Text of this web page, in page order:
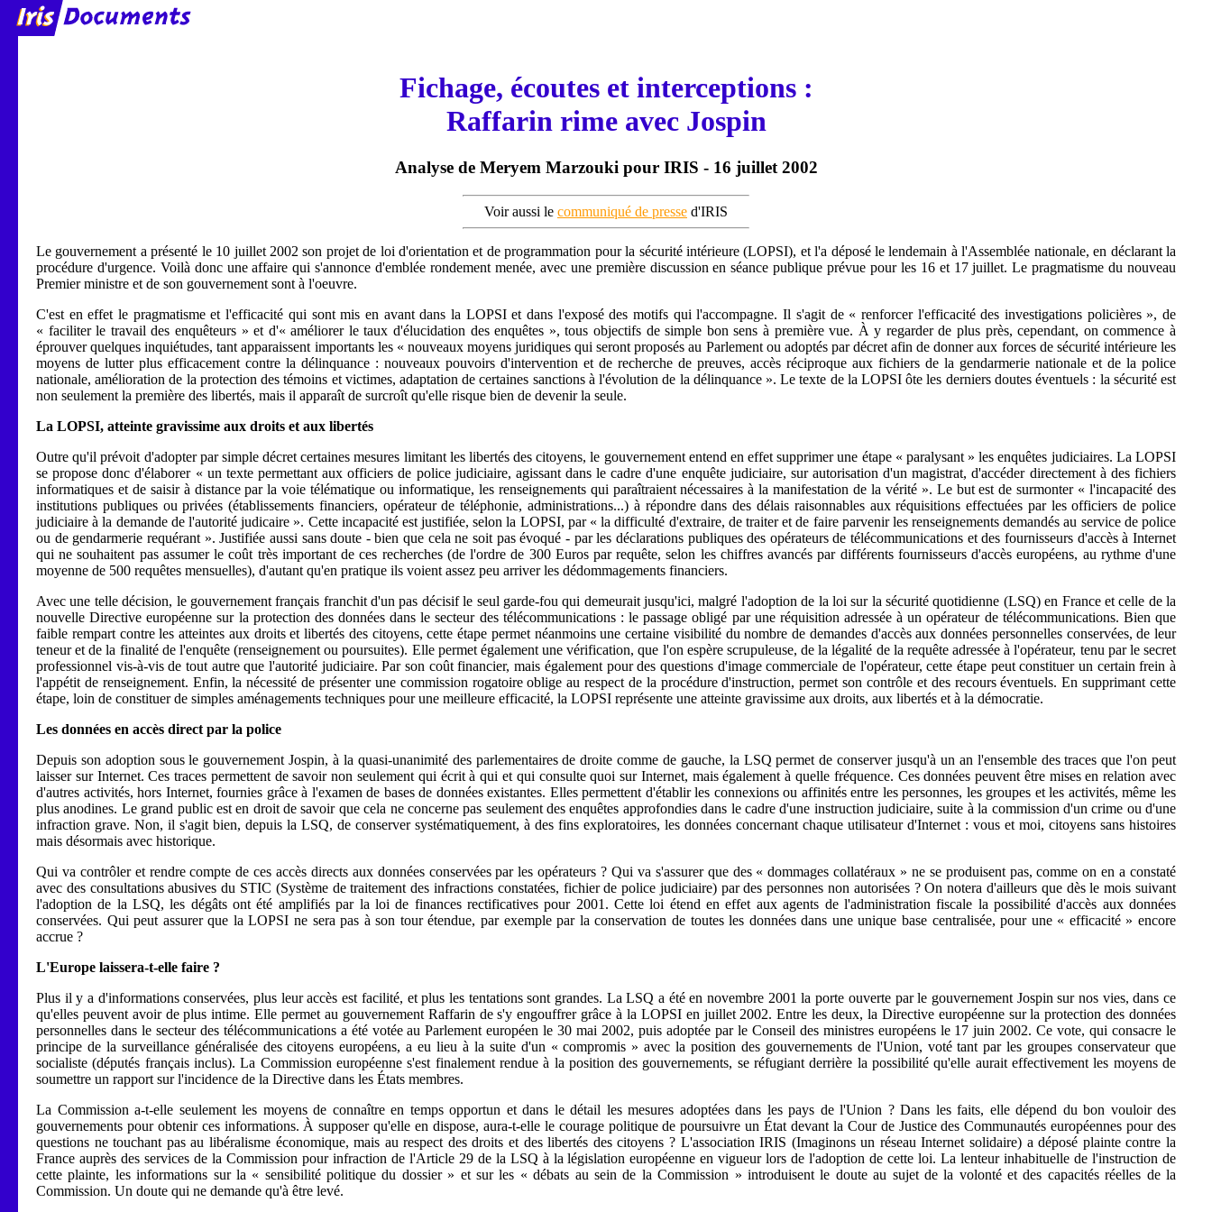
Fichage, écoutes et interceptions :
Raffarin rime avec Jospin
Analyse de Meryem Marzouki pour IRIS - 16 juillet 2002
Voir aussi le communiqué de presse d'IRIS
Le gouvernement a présenté le 10 juillet 2002 son projet de loi d'orientation et de programmation pour la sécurité intérieure (LOPSI), et l'a déposé le lendemain à l'Assemblée nationale, en déclarant la
procédure d'urgence. Voilà donc une affaire qui s'annonce d'emblée rondement menée, avec une première discussion en séance publique prévue pour les 16 et 17 juillet. Le pragmatisme du nouveau
Premier ministre et de son gouvernement sont à l'oeuvre.
C'est en effet le pragmatisme et l'efficacité qui sont mis en avant dans la LOPSI et dans l'exposé des motifs qui l'accompagne. Il s'agit de « renforcer l'efficacité des investigations policières », de
« faciliter le travail des enquêteurs » et d'« améliorer le taux d'élucidation des enquêtes », tous objectifs de simple bon sens à première vue. À y regarder de plus près, cependant, on commence à
éprouver quelques inquiétudes, tant apparaissent importants les « nouveaux moyens juridiques qui seront proposés au Parlement ou adoptés par décret afin de donner aux forces de sécurité intérieure les
moyens de lutter plus efficacement contre la délinquance : nouveaux pouvoirs d'intervention et de recherche de preuves, accès réciproque aux fichiers de la gendarmerie nationale et de la police
nationale, amélioration de la protection des témoins et victimes, adaptation de certaines sanctions à l'évolution de la délinquance ». Le texte de la LOPSI ôte les derniers doutes éventuels : la sécurité est
non seulement la première des libertés, mais il apparaît de surcroît qu'elle risque bien de devenir la seule.
La LOPSI, atteinte gravissime aux droits et aux libertés
Outre qu'il prévoit d'adopter par simple décret certaines mesures limitant les libertés des citoyens, le gouvernement entend en effet supprimer une étape « paralysant » les enquêtes judiciaires. La LOPSI
se propose donc d'élaborer « un texte permettant aux officiers de police judiciaire, agissant dans le cadre d'une enquête judiciaire, sur autorisation d'un magistrat, d'accéder directement à des fichiers
informatiques et de saisir à distance par la voie télématique ou informatique, les renseignements qui paraîtraient nécessaires à la manifestation de la vérité ». Le but est de surmonter « l'incapacité des
institutions publiques ou privées (établissements financiers, opérateur de téléphonie, administrations...) à répondre dans des délais raisonnables aux réquisitions effectuées par les officiers de police
judiciaire à la demande de l'autorité judicaire ». Cette incapacité est justifiée, selon la LOPSI, par « la difficulté d'extraire, de traiter et de faire parvenir les renseignements demandés au service de police
ou de gendarmerie requérant ». Justifiée aussi sans doute - bien que cela ne soit pas évoqué - par les déclarations publiques des opérateurs de télécommunications et des fournisseurs d'accès à Internet
qui ne souhaitent pas assumer le coût très important de ces recherches (de l'ordre de 300 Euros par requête, selon les chiffres avancés par différents fournisseurs d'accès européens, au rythme d'une
moyenne de 500 requêtes mensuelles), d'autant qu'en pratique ils voient assez peu arriver les dédommagements financiers.
Avec une telle décision, le gouvernement français franchit d'un pas décisif le seul garde-fou qui demeurait jusqu'ici, malgré l'adoption de la loi sur la sécurité quotidienne (LSQ) en France et celle de la
nouvelle Directive européenne sur la protection des données dans le secteur des télécommunications : le passage obligé par une réquisition adressée à un opérateur de télécommunications. Bien que
faible rempart contre les atteintes aux droits et libertés des citoyens, cette étape permet néanmoins une certaine visibilité du nombre de demandes d'accès aux données personnelles conservées, de leur
teneur et de la finalité de l'enquête (renseignement ou poursuites). Elle permet également une vérification, que l'on espère scrupuleuse, de la légalité de la requête adressée à l'opérateur, tenu par le secret
professionnel vis-à-vis de tout autre que l'autorité judiciaire. Par son coût financier, mais également pour des questions d'image commerciale de l'opérateur, cette étape peut constituer un certain frein à
l'appétit de renseignement. Enfin, la nécessité de présenter une commission rogatoire oblige au respect de la procédure d'instruction, permet son contrôle et des recours éventuels. En supprimant cette
étape, loin de constituer de simples aménagements techniques pour une meilleure efficacité, la LOPSI représente une atteinte gravissime aux droits, aux libertés et à la démocratie.
Les données en accès direct par la police
Depuis son adoption sous le gouvernement Jospin, à la quasi-unanimité des parlementaires de droite comme de gauche, la LSQ permet de conserver jusqu'à un an l'ensemble des traces que l'on peut
laisser sur Internet. Ces traces permettent de savoir non seulement qui écrit à qui et qui consulte quoi sur Internet, mais également à quelle fréquence. Ces données peuvent être mises en relation avec
d'autres activités, hors Internet, fournies grâce à l'examen de bases de données existantes. Elles permettent d'établir les connexions ou affinités entre les personnes, les groupes et les activités, même les
plus anodines. Le grand public est en droit de savoir que cela ne concerne pas seulement des enquêtes approfondies dans le cadre d'une instruction judiciaire, suite à la commission d'un crime ou d'une
infraction grave. Non, il s'agit bien, depuis la LSQ, de conserver systématiquement, à des fins exploratoires, les données concernant chaque utilisateur d'Internet : vous et moi, citoyens sans histoires
mais désormais avec historique.
Qui va contrôler et rendre compte de ces accès directs aux données conservées par les opérateurs ? Qui va s'assurer que des « dommages collatéraux » ne se produisent pas, comme on en a constaté
avec des consultations abusives du STIC (Système de traitement des infractions constatées, fichier de police judiciaire) par des personnes non autorisées ? On notera d'ailleurs que dès le mois suivant
l'adoption de la LSQ, les dégâts ont été amplifiés par la loi de finances rectificatives pour 2001. Cette loi étend en effet aux agents de l'administration fiscale la possibilité d'accès aux données
conservées. Qui peut assurer que la LOPSI ne sera pas à son tour étendue, par exemple par la conservation de toutes les données dans une unique base centralisée, pour une « efficacité » encore
accrue ?
L'Europe laissera-t-elle faire ?
Plus il y a d'informations conservées, plus leur accès est facilité, et plus les tentations sont grandes. La LSQ a été en novembre 2001 la porte ouverte par le gouvernement Jospin sur nos vies, dans ce
qu'elles peuvent avoir de plus intime. Elle permet au gouvernement Raffarin de s'y engouffrer grâce à la LOPSI en juillet 2002. Entre les deux, la Directive européenne sur la protection des données
personnelles dans le secteur des télécommunications a été votée au Parlement européen le 30 mai 2002, puis adoptée par le Conseil des ministres européens le 17 juin 2002. Ce vote, qui consacre le
principe de la surveillance généralisée des citoyens européens, a eu lieu à la suite d'un « compromis » avec la position des gouvernements de l'Union, voté tant par les groupes conservateur que
socialiste (députés français inclus). La Commission européenne s'est finalement rendue à la position des gouvernements, se réfugiant derrière la possibilité qu'elle aurait effectivement les moyens de
soumettre un rapport sur l'incidence de la Directive dans les États membres.
La Commission a-t-elle seulement les moyens de connaître en temps opportun et dans le détail les mesures adoptées dans les pays de l'Union ? Dans les faits, elle dépend du bon vouloir des
gouvernements pour obtenir ces informations. À supposer qu'elle en dispose, aura-t-elle le courage politique de poursuivre un État devant la Cour de Justice des Communautés européennes pour des
questions ne touchant pas au libéralisme économique, mais au respect des droits et des libertés des citoyens ? L'association IRIS (Imaginons un réseau Internet solidaire) a déposé plainte contre la
France auprès des services de la Commission pour infraction de l'Article 29 de la LSQ à la législation européenne en vigueur lors de l'adoption de cette loi. La lenteur inhabituelle de l'instruction de
cette plainte, les informations sur la « sensibilité politique du dossier » et sur les « débats au sein de la Commission » introduisent le doute au sujet de la volonté et des capacités réelles de la
Commission. Un doute qui ne demande qu'à être levé.